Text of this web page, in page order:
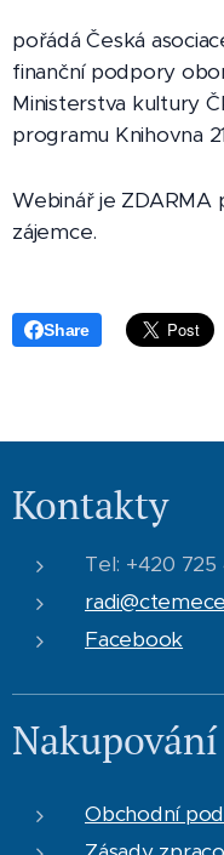
pořádá Česká
finanční podpory
Ministerstva kultury
programu Knihovna
Webinář je ZDARMA
zájemce.
Share
Kontakty
Tel: +420 725
Facebook
Nakupování
Obchodní